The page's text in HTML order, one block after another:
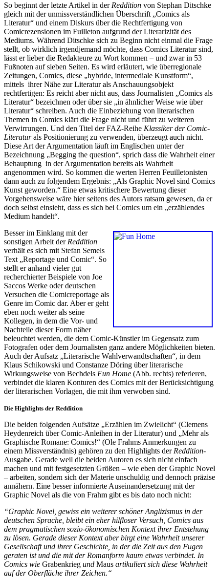
So beginnt der letzte Artikel in der Reddition von Stephan Ditschke
gleich mit der unmissverständlichen Überschrift „Comics als
Literatur“ und einem Diskurs über die Rechtfertigung von
Comicrezensionen im Fuilleton aufgrund der Literarizität des
Mediums. Während Ditschke sich zu Beginn nicht einmal die Frage
stellt, ob wirklich irgendjemand möchte, dass Comics Literatur sind,
lässt er lieber die Redakteure zu Wort kommen – und zwar in 53
Fußnoten auf sieben Seiten. Es wird erläutert, wie überregionale
Zeitungen, Comics, diese „hybride, intermediale Kunstform“,
mittels ihrer Nähe zur Literatur als Anschauungsobjekt
rechtfertigen: Es reicht aber nicht aus, dass Journalisten „Comics als
Literatur“ bezeichnen oder über sie „in ähnlicher Weise wie über
Literatur“ schreiben. Auch die Einbeziehung von literarischen
Themen in Comics klärt die Frage nicht und führt zu weiteren
Verwirrungen. Und den Titel der FAZ-Reihe Klassiker der Comic-
Literaturals Positionierung zu verwenden, überzeugt auch nicht.
Diese Art der Argumentation läuft im Englischen unter der
Bezeichnung „Begging the question“, sprich dass die Wahrheit einer
Behauptung in der Argumentation bereits als Wahrheit
angenommen wird. So kommen die werten Herren Feuilletonisten
dann auch zu folgendem Ergebnis: „Als Graphic Novel sind Comics
Kunst geworden.“ Eine etwas kritischere Bewertung dieser
Vorgehensweise wäre hier seitens des Autors ratsam gewesen, da er
doch selbst einsieht, dass es sich bei Comics um ein „erzählendes
Medium handelt“.
Besser im Einklang mit der
sonstigen Arbeit der Reddition
verhält es sich mit Stefan Semels
Text „Reportage und Comic“. So
stellt er anhand vieler gut
recherchierter Beispiele von Joe
Saccos Werke oder deutschen
Versuchen die Comicreportage als
Genre im Comic dar. Aber er geht
eben noch weiter als seine
Kollegen, in dem die Vor- und
Nachteile dieser Form näher
beleuchtet werden, die dem Comic-Künstler im Gegensatz zum
Fotografen oder dem Journalisten ganz andere Möglichkeiten bieten.
Auch der Aufsatz „Literarische Wahlverwandtschaften“, in dem
Klaus Schikowski und Constanze Döring über literarische
Wirkungsweise von Bechdels Fun Home (Abb. rechts) referieren,
verbindet die klaren Konturen des Comics mit der Berücksichtigung
der literarischen Vorlagen, die mit ihm verwoben sind.
Die Highlights der Reddition
Die beiden folgenden Aufsätze „Erzählen im Zwielicht“ (Clemens
Heydenreich über Comic-Anleihen in der Literatur) und „Mehr als
Graphische Romane: Comics!“ (Ole Frahms Anmerkungen zu
einem Missverständnis) gehören zu den Highlights der Reddition-
Ausgabe. Gerade weil die beiden Autoren es sich nicht einfach
machen und mit festgesetzten Größen – wie eben der Graphic Novel
– arbeiten, sondern sich der Materie unschuldig und dennoch präzise
annähern. Eine besser informierte Auseinandersetzung mit der
Graphic Novel als die von Frahm gibt es bis dato noch nicht:
“Graphic Novel, gewiss ein weiterer schöner Anglizismus in der
deutschen Sprache, bleibt ein eher hilfloser Versuch, Comics aus
dem pragmatischen sozio-ökonomischen Kontext ihrer Entstehung
zu lösen. Gerade dieser Kontext aber birgt eine Wahrheit unserer
Gesellschaft und ihrer Geschichte, in der die Zeit aus den Fugen
geraten ist und die mit der Romanform kaum etwas verbindet. In
Comics wie Grabenkrieg und Maus artikuliert sich diese Wahrheit
auf der Oberfläche ihrer Zeichen.“